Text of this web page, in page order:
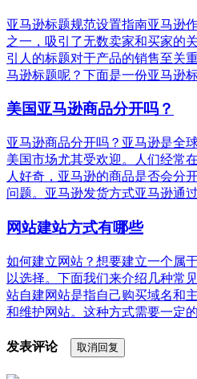
亚马逊标题规范设置指南亚马逊
之一，吸引了无数卖家和买家的
引人的标题对于产品的销售至关
马逊标题呢？下面是一份亚马逊
美国亚马逊商品分开吗？
亚马逊商品分开吗？亚马逊是全
美国市场尤其受欢迎。人们经常
人好奇，亚马逊的商品是否会分
问题。亚马逊发货方式亚马逊通
网站建站方式有哪些
如何建立网站？想要建立一个属
以选择。下面我们来介绍几种常
站自建网站是指自己购买域名和
和维护网站。这种方式需要一定
发表评论 取消回复